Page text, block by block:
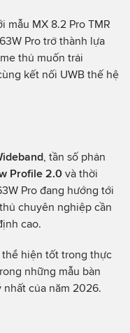
mẫu MX 8.2 Pro TMR
Pro trở thành lựa
thủ muốn trải
kết nối UWB thế hệ
, tần số phản
Profile 2.0 và thời
Pro đang hướng tới
chuyên nghiệp cần
cao.
hiện tốt trong thực
những mẫu bàn
của năm 2026.